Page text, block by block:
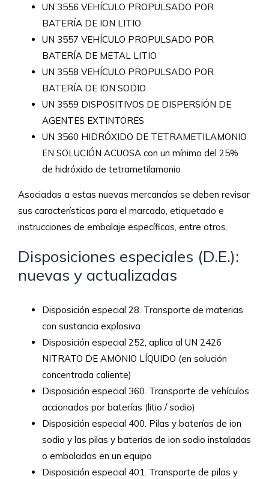
UN 3556 VEHÍCULO PROPULSADO POR
BATERÍA DE ION LITIO
UN 3557 VEHÍCULO PROPULSADO POR
BATERÍA DE METAL LITIO
UN 3558 VEHÍCULO PROPULSADO POR
BATERÍA DE ION SODIO
UN 3559 DISPOSITIVOS DE DISPERSIÓN DE
AGENTES EXTINTORES
UN 3560 HIDRÓXIDO DE TETRAMETILAMONIO
EN SOLUCIÓN ACUOSA con un mínimo del 25%
de hidróxido de tetrametilamonio
Asociadas a estas nuevas mercancías se deben revisar
sus características para el marcado, etiquetado e
instrucciones de embalaje específicas, entre otros.
Disposiciones especiales (D.E.):
nuevas y actualizadas
Disposición especial 28. Transporte de materias
con sustancia explosiva
Disposición especial 252, aplica al UN 2426
NITRATO DE AMONIO LÍQUIDO (en solución
concentrada caliente)
Disposición especial 360. Transporte de vehículos
accionados por baterías (litio / sodio)
Disposición especial 400. Pilas y baterías de ion
sodio y las pilas y baterías de ion sodio instaladas
o embaladas en un equipo
Disposición especial 401. Transporte de pilas y